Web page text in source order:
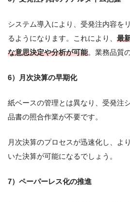
システム導入により、受発注内容を
るようになります。これにより、 最
な意思決定や分析が可能。業務品質
6）月次決算の早期化
紙ベースの管理とは異なり、受発注
品書の照合作業が不要です。
月次決算のプロセスが迅速化し、よ
いた決算が可能になるでしょう。
7）ペーパーレス化の推進